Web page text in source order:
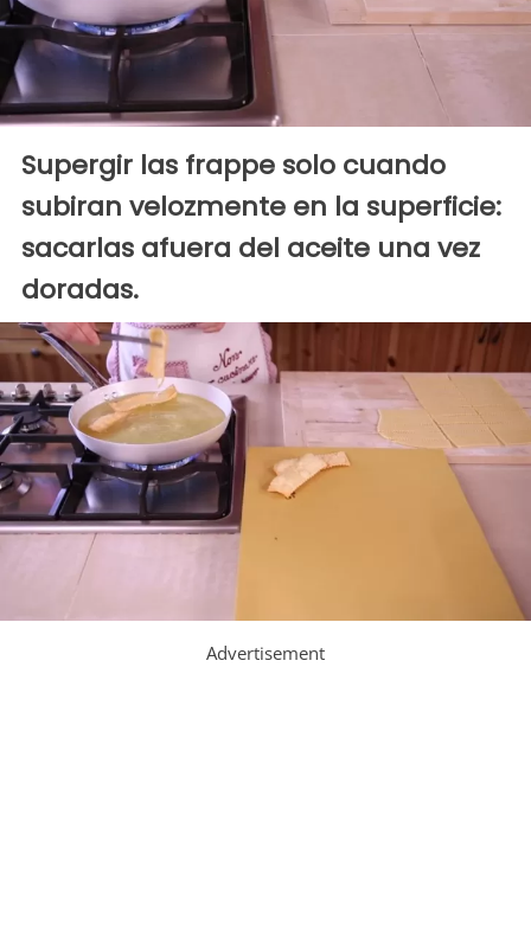
Supergir las frappe solo cuando
subiran velozmente en la superficie:
sacarlas afuera del aceite una vez
doradas.
Advertisement